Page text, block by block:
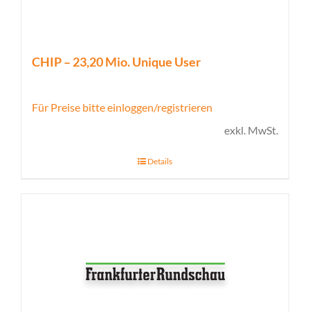
CHIP – 23,20 Mio. Unique User
Für Preise bitte einloggen/registrieren
exkl. MwSt.
Details